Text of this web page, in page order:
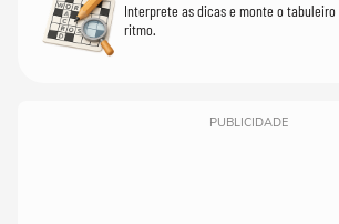
Interprete as dicas e monte o
ritmo.
PUBLICIDADE